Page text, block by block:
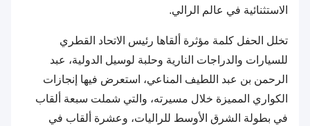
الاستثنائية في عالم الرالي.
تخلل الحفل كلمة مؤثرة ألقاها رئيس الاتحاد القطري
للسيارات والدراجات النارية وحلبة لوسيل الدولية، عبد
الرحمن بن عبد اللطيف المناعي، استعرض فيها إنجازات
الكواري المميزة خلال مسيرته، والتي شملت سبعة ألقاب
في بطولة الشرق الأوسط للراليات، وعشرة ألقاب في